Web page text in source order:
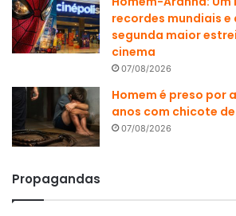
recordes mundiais e
segunda maior
cinema
07/08/2026
Homem é preso por
anos com chicote
07/08/2026
Propagandas